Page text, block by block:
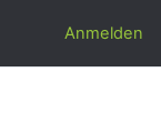
Anmelden